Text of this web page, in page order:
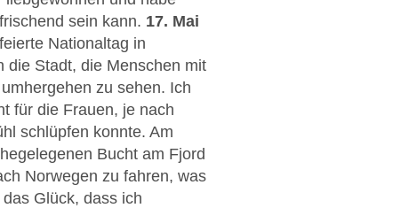
sein kann. 17. Mai
Nationaltag in
die Stadt, die Menschen mit
zu sehen. Ich
für die Frauen, je nach
schlüpfen konnte. Am
Bucht am Fjord
Norwegen zu fahren, was
Glück, dass ich